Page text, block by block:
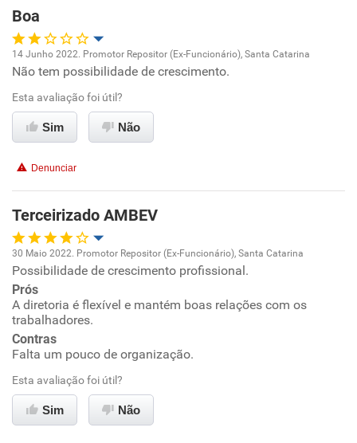
Não recomenda esta empresa
Boa
Oportunidade de promoção
Ambiente de trabalho
Benefícios
Recomenda esta empresa
14 Junho 2022. Promotor Repositor (Ex-Funcionário), Santa Catarina
Não tem possibilidade de crescimento.
Esta avaliação foi útil?
Sim Não
Denunciar
Terceirizado AMBEV
Oportunidade de promoção
Ambiente de trabalho
Conciliação com a vida familiar
Benefícios
30 Maio 2022. Promotor Repositor (Ex-Funcionário), Santa Catarina
Possibilidade de crescimento profissional.
Prós
A diretoria é flexível e mantém boas relações com os
trabalhadores.
Contras
Falta um pouco de organização.
Esta avaliação foi útil?
Sim Não